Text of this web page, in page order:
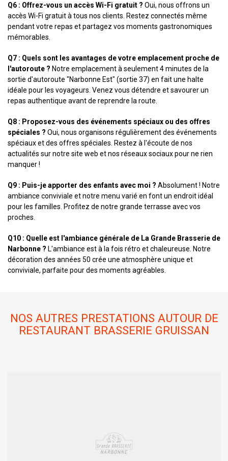
Q6 : Offrez-vous un accès Wi-Fi gratuit ? Oui, nous offrons un
accès Wi-Fi gratuit à tous nos clients. Restez connectés même
pendant votre repas et partagez vos moments gastronomiques
mémorables.
Q7 : Quels sont les avantages de votre emplacement proche de
l'autoroute ? Notre emplacement à seulement 4 minutes de la
sortie d'autoroute "Narbonne Est" (sortie 37) en fait une halte
idéale pour les voyageurs. Venez vous détendre et savourer un
repas authentique avant de reprendre la route.
Q8 : Proposez-vous des événements spéciaux ou des offres
spéciales ? Oui, nous organisons régulièrement des événements
spéciaux et des offres spéciales. Restez à l'écoute de nos
actualités sur notre site web et nos réseaux sociaux pour ne rien
manquer !
Q9 : Puis-je apporter des enfants avec moi ? Absolument ! Notre
ambiance conviviale et notre menu varié en font un endroit idéal
pour les familles. Profitez de notre grande terrasse avec vos
proches.
Q10 : Quelle est l'ambiance générale de La Grande Brasserie de
Narbonne ? L'ambiance est à la fois rétro et chaleureuse. Notre
décoration des années 50 crée une atmosphère unique et
conviviale, parfaite pour des moments agréables.
NOS AUTRES PRESTATIONS AUTOUR DE
RESTAURANT BRASSERIE GRUISSAN